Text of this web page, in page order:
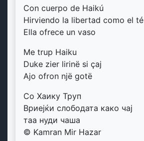
Con cuerpo de Haikú
Hirviendo la libertad como el té
Ella ofrece un vaso
Me trup Haiku
Duke zier lirinë si çaj
Ajo ofron një gotë
Со Хаику Труп
Вриејќи слободата како чај
таа нуди чаша
© Kamran Mir Hazar